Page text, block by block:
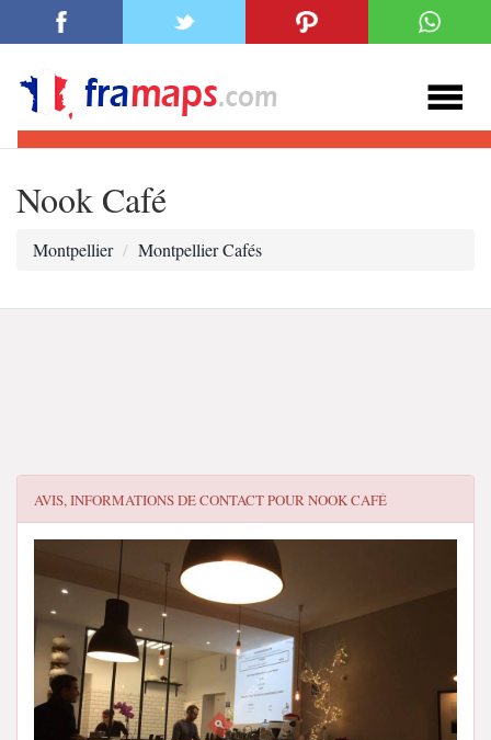
Nook Café
Montpellier Montpellier Cafés
AVIS, INFORMATIONS DE CONTACT POURNOOK CAFÉ